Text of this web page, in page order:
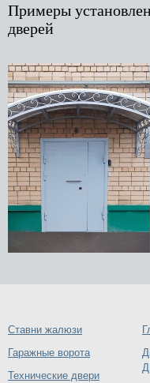
Примеры
дверей
Ставни жалюзи
Гаражные ворота
Технические двери